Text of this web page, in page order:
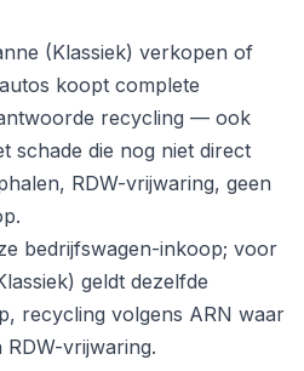
(Klassiek) verkopen of
koopt complete
recycling — ook
schade die nog niet direct
RDW-vrijwaring, geen
bedrijfswagen-inkoop; voor
geldt dezelfde
recycling volgens ARN waar
vrijwaring.